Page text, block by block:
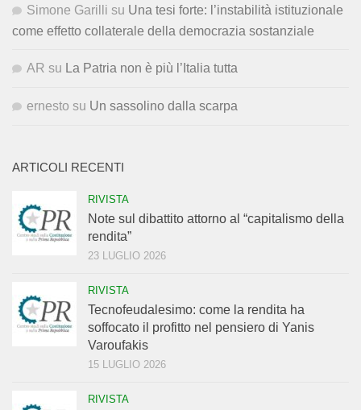
Simone Garilli su Una tesi forte: l’instabilità istituzionale
come effetto collaterale della democrazia sostanziale
AR su La Patria non è più l’Italia tutta
ernesto su Un sassolino dalla scarpa
ARTICOLI RECENTI
RIVISTA
Note sul dibattito attorno al “capitalismo della
rendita”
23 LUGLIO 2026
RIVISTA
Tecnofeudalesimo: come la rendita ha
soffocato il profitto nel pensiero di Yanis
Varoufakis
15 LUGLIO 2026
RIVISTA